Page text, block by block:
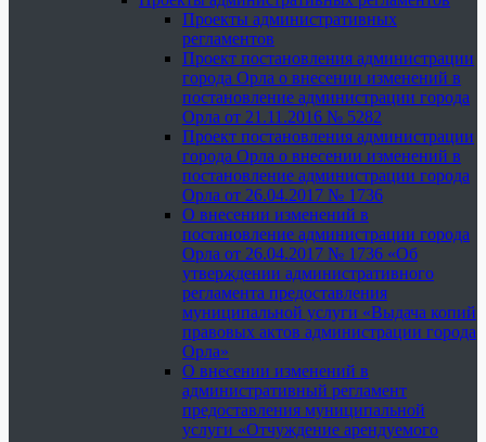
Проекты административных
регламентов
Проект постановления администрации
города Орла о внесении изменений в
постановление администрации города
Орла от 21.11.2016 № 5282
Проект постановления администрации
города Орла о внесении изменений в
постановление администрации города
Орла от 26.04.2017 № 1736
О внесении изменений в
постановление администрации города
Орла от 26.04.2017 № 1736 «Об
утверждении административного
регламента предоставления
муниципальной услуги «Выдача копий
правовых актов администрации города
Орла»
О внесении изменений в
административный регламент
предоставления муниципальной
услуги «Отчуждение арендуемого